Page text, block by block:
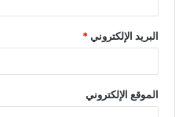
البريد الإلكتروني*
الموقع الإلكتروني